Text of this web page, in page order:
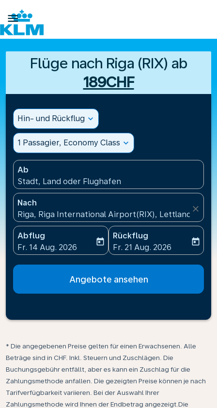

Flüge nach Riga (RIX) ab
189CHF
Hin- und Rückflug expand_more
1 Passagier, Economy Class expand_more
Ab
Stadt, Land oder Flughafen
Nach
Riga, Riga International Airport(RIX), Lettland
close
Abflug
fc-booking-departure-date-aria-label
Fr. 14 Aug. 2026
today
Rückflug
fc-booking-return-date-
Fr. 21 Aug. 2026
today
Angebote ansehen
* Die angegebenen Preise gelten für einen Erwachsenen. Alle
Beträge sind in CHF. Inkl. Steuern und Zuschlägen. Die
Buchungsgebühr entfällt, aber es kann ein Zuschlag für die
Zahlungsmethode anfallen. Die gezeigten Preise können je nach
Tarifverfügbarkeit variieren. Bei der Auswahl Ihrer
Zahlungsmethode wird Ihnen der Endbetrag angezeigt.Die